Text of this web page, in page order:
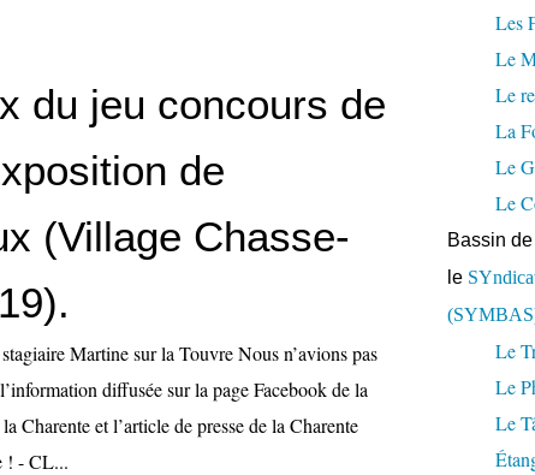
du jeu concours de
de
(Village Chasse-
Martine sur la Touvre Nous n’avions pas
diffusée sur la page Facebook de la
Charente et l’article de presse de la Charente
! - CL...
Les
Le
Le
La
Le
Le
Bassin
le
Le
Le
Le